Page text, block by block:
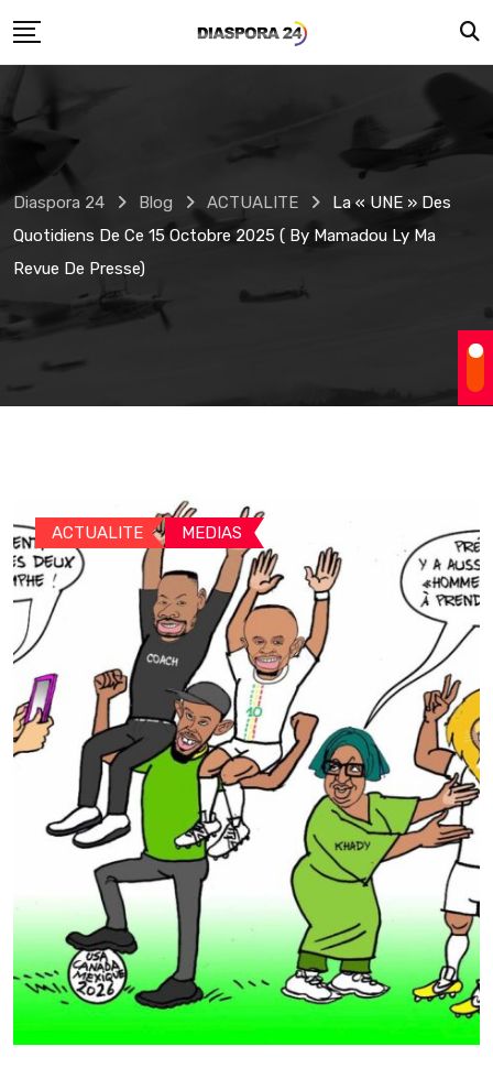
to
Diaspora 24 Blog ACTUALITE
La « UNE » Des
Quotidiens De Ce 15 Octobre 2025 ( By Mamadou Ly Ma
Revue De Presse)
ACTUALITE MEDIAS